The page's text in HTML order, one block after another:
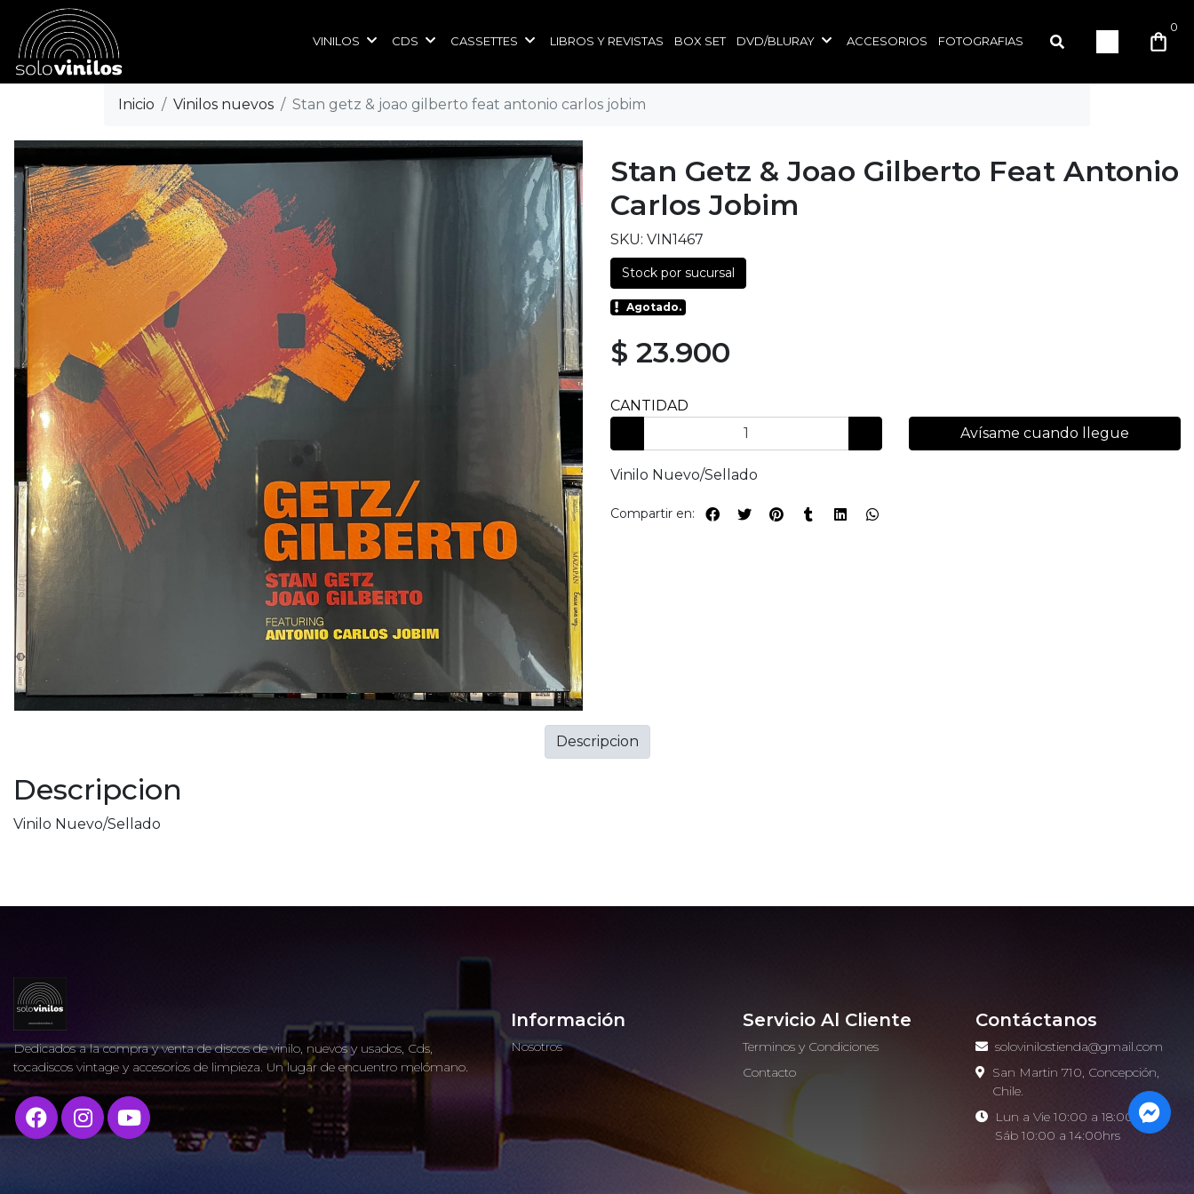
VINILOS CDS CASSETTES LIBROS Y REVISTAS BOX SET DVD/BLURAY ACCESORIOS FOTOGRAFIAS
0
Inicio Vinilos nuevos Stan getz & joao gilberto feat antonio carlos jobim
Stan Getz & Joao Gilberto Feat Antonio
Carlos Jobim
SKU: VIN1467
Stock por sucursal
Agotado.
$ 23.900
CANTIDAD
Avísame cuando llegue
Vinilo Nuevo/Sellado
Compartir en:
Descripcion
Vinilo Nuevo/Sellado
Descripcion
Dedicados a la compra y venta de discos de vinilo, nuevos y usados, Cds,
tocadiscos vintage y accesorios de limpieza. Un lugar de encuentro melómano.
Información
Nosotros
Servicio Al Cliente
Terminos y Condiciones
Contacto
Contáctanos
solovinilostienda@gmail.com
San Martin 710, Concepción,
Chile.
Lun a Vie 10:00 a 18:00hrs -
Sáb 10:00 a 14:00hrs